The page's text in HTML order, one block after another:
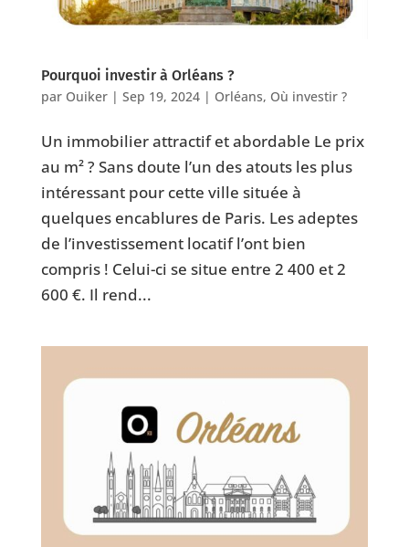
Pourquoi investir à Orléans ?
par Ouiker| Sep 19, 2024| Orléans, Où investir ?
Un immobilier attractif et abordable Le prix
au m² ? Sans doute l’un des atouts les plus
intéressant pour cette ville située à
quelques encablures de Paris. Les adeptes
de l’investissement locatif l’ont bien
compris ! Celui-ci se situe entre 2 400 et 2
600 €. Il rend...